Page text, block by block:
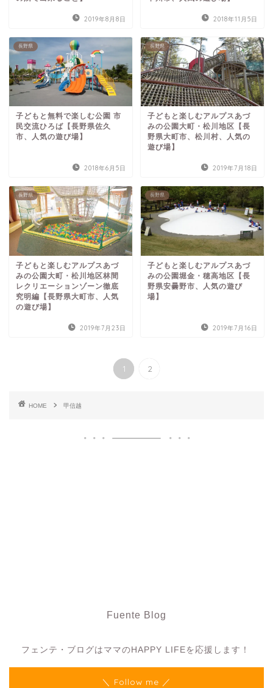
2019年8月8日 2018年11月5日
長野県
子どもと無料で楽しむ公園 市
民交流ひろば【長野県佐久
市、人気の遊び場】
2018年6月5日
長野県
子どもと楽しむアルプスあづ
みの公園大町・松川地区【長
野県大町市、松川村、人気の
遊び場】
2019年7月18日
長野県
子どもと楽しむアルプスあづ
みの公園大町・松川地区林間
レクリエーションゾーン徹底
究明編【長野県大町市、人気
の遊び場】
2019年7月23日
長野県
子どもと楽しむアルプスあづ
みの公園堀金・穂高地区【長
野県安曇野市、人気の遊び
場】
2019年7月16日
1 2
HOME 甲信越
Fuente Blog
フェンテ・ブログはママのHAPPY LIFEを応援します！
＼ Follow me ／